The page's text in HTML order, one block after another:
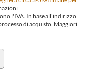
l'IVA. In base all'indirizzo
di acquisto. Maggiori